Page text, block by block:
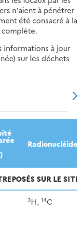
n'aient à pénétrer
été consacré à la
informations à jour
sur les déchets
2016
Radionucléides
SUR LE SITE.
3H, 14C